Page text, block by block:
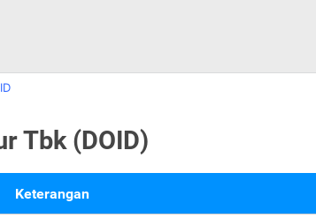
Tbk (DOID)
Keterangan